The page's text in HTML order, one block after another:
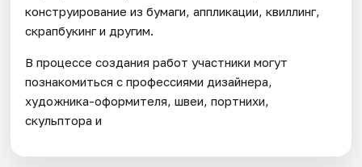
конструирование из бумаги, аппликации, квиллинг,
скрапбукинг и другим.
В процессе создания работ участники могут
познакомиться с профессиями дизайнера,
художника-оформителя, швеи, портнихи,
скульптора и